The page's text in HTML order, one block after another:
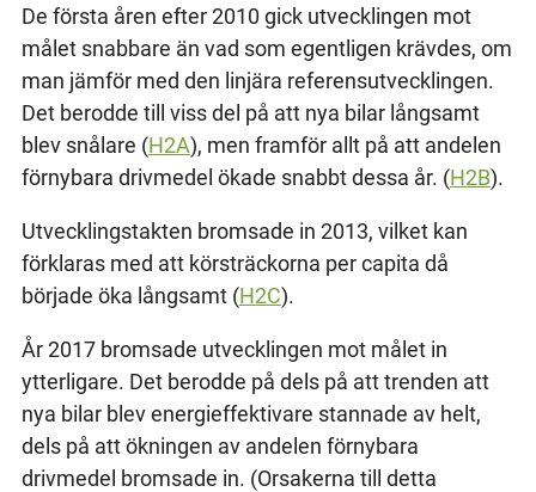
De första åren efter 2010 gick utvecklingen mot
målet snabbare än vad som egentligen krävdes, om
man jämför med den linjära referensutvecklingen.
Det berodde till viss del på att nya bilar långsamt
blev snålare (H2A), men framför allt på att andelen
förnybara drivmedel ökade snabbt dessa år. (H2B).
Utvecklingstakten bromsade in 2013, vilket kan
förklaras med att körsträckorna per capita då
började öka långsamt (H2C).
År 2017 bromsade utvecklingen mot målet in
ytterligare. Det berodde på dels på att trenden att
nya bilar blev energieffektivare stannade av helt,
dels på att ökningen av andelen förnybara
drivmedel bromsade in. (Orsakerna till detta